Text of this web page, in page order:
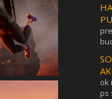
ok
ps